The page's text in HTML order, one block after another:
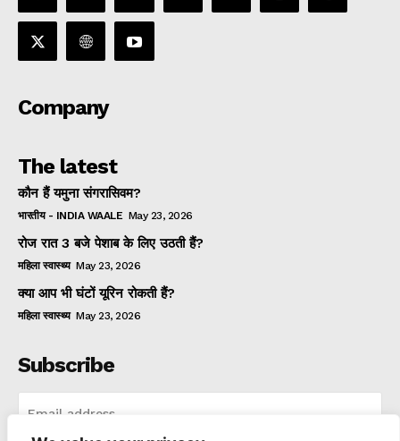
Company
The latest
कौन हैं यमुना संगरासिवम?
भारतीय - INDIA WAALE May 23, 2026
रोज रात 3 बजे पेशाब के लिए उठती हैं?
महिला स्वास्थ्य May 23, 2026
क्या आप भी घंटों यूरिन रोकती हैं?
महिला स्वास्थ्य May 23, 2026
Subscribe